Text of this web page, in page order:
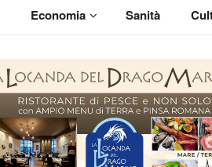
Economia Sanità